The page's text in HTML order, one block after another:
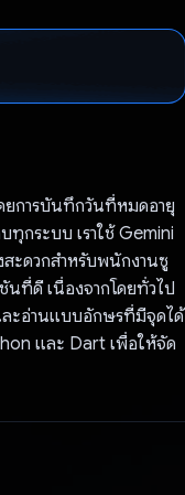
ยการบันทึกวันที่หมดอายุ
กระบบ เราใช้ Gemini
ดวกสำหรับพนักงานซู
นที่ดี เนื่องจากโดยทั่วไป
ะอ่านแบบอักษรที่มีจุดได้
และ Dart เพื่อให้จัด